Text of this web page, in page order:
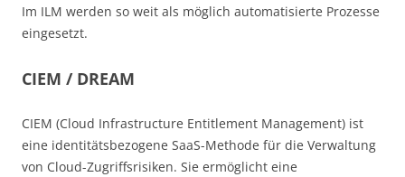
Im ILM werden so weit als möglich automatisierte Prozesse
eingesetzt.
CIEM / DREAM
CIEM (Cloud Infrastructure Entitlement Management) ist
eine identitätsbezogene SaaS-Methode für die Verwaltung
von Cloud-Zugriffsrisiken. Sie ermöglicht eine